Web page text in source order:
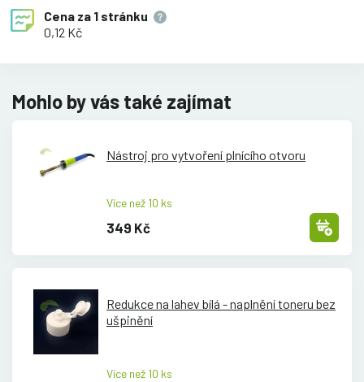
Cena za 1 stránku
0,12 Kč
Mohlo by vás také zajímat
Nástroj pro vytvoření plnícího otvoru
Více než 10 ks
349 Kč
Redukce na lahev bílá - naplnění toneru bez
ušpinění
Více než 10 ks